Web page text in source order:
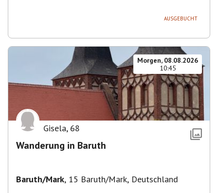
AUSGEBUCHT
Morgen, 08.08.2026
10:45
Gisela, 68
Wanderung in Baruth
Baruth/Mark, 15 Baruth/Mark, Deutschland